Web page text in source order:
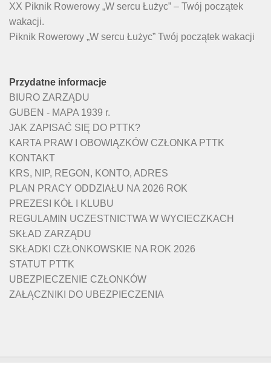
XX Piknik Rowerowy „W sercu Łużyc” – Twój początek
wakacji.
Piknik Rowerowy „W sercu Łużyc” Twój początek wakacji
Przydatne informacje
BIURO ZARZĄDU
GUBEN - MAPA 1939 r.
JAK ZAPISAĆ SIĘ DO PTTK?
KARTA PRAW I OBOWIĄZKÓW CZŁONKA PTTK
KONTAKT
KRS, NIP, REGON, KONTO, ADRES
PLAN PRACY ODDZIAŁU NA 2026 ROK
PREZESI KÓŁ I KLUBU
REGULAMIN UCZESTNICTWA W WYCIECZKACH
SKŁAD ZARZĄDU
SKŁADKI CZŁONKOWSKIE NA ROK 2026
STATUT PTTK
UBEZPIECZENIE CZŁONKÓW
ZAŁĄCZNIKI DO UBEZPIECZENIA